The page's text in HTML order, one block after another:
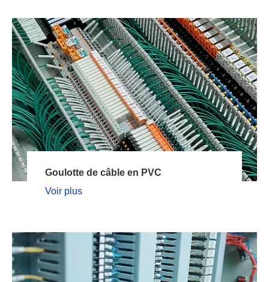
Goulotte de câble en PVC
Voir plus